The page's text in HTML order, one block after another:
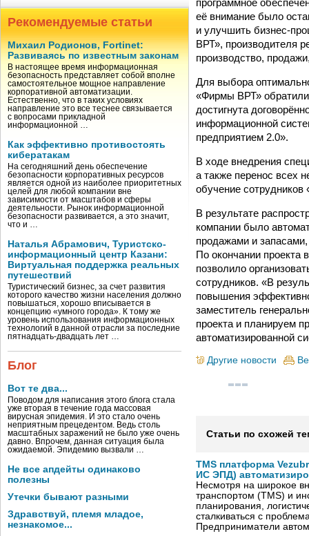
Рекомендуемые статьи
Михаил Родионов, Fortinet:
Развиваясь по известным законам
В настоящее время информационная
безопасность представляет собой вполне
самостоятельное мощное направление
корпоративной автоматизации.
Естественно, что в таких условиях
направление это все теснее связывается
с вопросами прикладной
информационной …
Как эффективно противостоять
кибератакам
На сегодняшний день обеспечение
безопасности корпоративных ресурсов
является одной из наиболее приоритетных
целей для любой компании вне
зависимости от масштабов и сферы
деятельности. Рынок информационной
безопасности развивается, а это значит,
что и …
Наталья Абрамович, Туристско-
информационный центр Казани:
Виртуальная поддержка реальных
путешествий
Туристический бизнес, за счет развития
которого качество жизни населения должно
повышаться, хорошо вписывается в
концепцию «умного города». К тому же
уровень использования информационных
технологий в данной отрасли за последние
пятнадцать-двадцать лет …
Блог
Вот те два...
Поводом для написания этого блога стала
уже вторая в течение года массовая
вирусная эпидемия. И это стало очень
неприятным прецедентом. Ведь столь
масштабных заражений не было уже очень
давно. Впрочем, данная ситуация была
ожидаемой. Эпидемию вызвали …
Не все апдейты одинаково
полезны
Утечки бывают разными
Здравствуй, племя младое,
незнакомое...
её внимание было
и улучшить бизнес-
ВРТ», производителя
производство,
Для выбора
«Фирмы ВРТ»
достигнута
информационной
предприятием 2.0».
В ходе внедрения
а также перенос всех
обучение
В результате
компании было
продажами и
По окончании проекта
позволило
сотрудников. «В
повышения
заместитель
проекта и планируем
автоматизированной
Другие новости
Статьи по схожей
TMS платформа
ИС ЭПД)
Несмотря на широкое
транспортом (TMS) и
планирования,
сталкиваться с
Предприниматели